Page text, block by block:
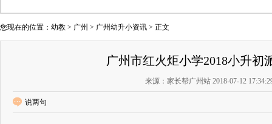
您现在的位置： 幼教 > 广州 > 广州幼升小资讯 > 正文
广州市红火炬小学2018小升初
来源：家长帮广州站 2018-07-12
说两句